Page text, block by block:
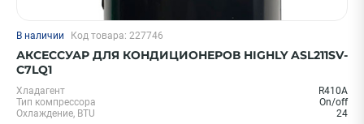
В наличии Код товара: 227746
АКСЕССУАР ДЛЯ КОНДИЦИОНЕРОВ HIGHLY ASL211SV-
C7LQ1
Хладагент
R410A
Тип компрессора
On/off
Охлаждение, BTU
24